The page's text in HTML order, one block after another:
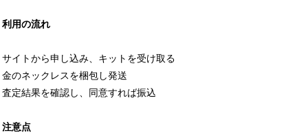
利用の流れ
サイトから申し込み、キットを受け取る
金のネックレスを梱包し発送
査定結果を確認し、同意すれば振込
注意点